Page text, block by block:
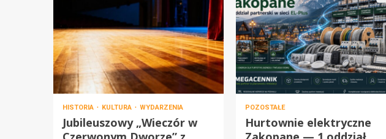
HISTORIA KULTURA WYDARZENIA
Jubileuszowy „Wieczór w
POZOSTAŁE
Hurtownie elektryczne